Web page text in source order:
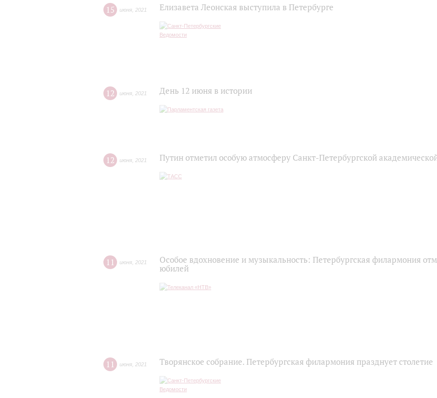
15 июня 2021 Елизавета Леонская выступила в Петербурге
12 июня 2021 День 12 июня в истории
12 июня 2021 Путин отметил особую атмосферу Санкт-Петербургской
11 июня 2021
Особое вдохновение и музыкальность: Петербургская филармония
юбилей
11 июня 2021 Творянское собрание. Петербургская филармония празднует столетие